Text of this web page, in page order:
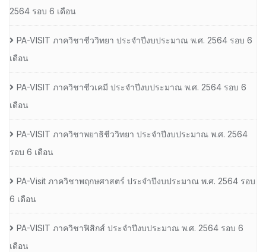
2564 รอบ 6 เดือน
PA-VISIT ภาควิชาชีววิทยา ประจำปีงบประมาณ พ.ศ. 2564 รอบ 6
เดือน
PA-VISIT ภาควิชาชีวเคมี ประจำปีงบประมาณ พ.ศ. 2564 รอบ 6
เดือน
PA-VISIT ภาควิชาพยาธิชีววิทยา ประจำปีงบประมาณ พ.ศ. 2564
รอบ 6 เดือน
PA-Visit ภาควิชาพฤกษศาสตร์ ประจำปีงบประมาณ พ.ศ. 2564 รอบ
6 เดือน
PA-VISIT ภาควิชาฟิสิกส์ ประจำปีงบประมาณ พ.ศ. 2564 รอบ 6
เดือน